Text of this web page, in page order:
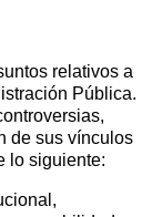
relativos a
Pública.
de sus vínculos
lo siguiente: